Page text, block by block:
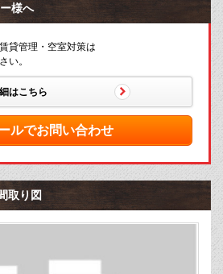
様へ
貸管理・空室対策は
い。
はこちら
ルでお問い合わせ
取り図